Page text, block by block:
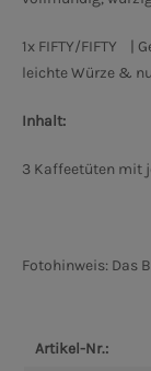
1x FIFTY/FIFTY |
leichte Würze &
Inhalt:
3 Kaffeetüten mit
Fotohinweis: Das
Artikel-Nr.: